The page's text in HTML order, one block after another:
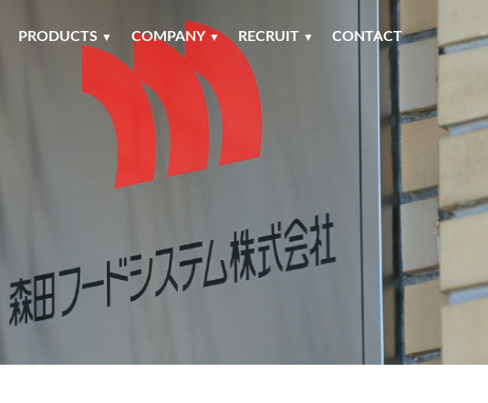
PRODUCTS ▼ COMPANY ▼ RECRUIT ▼ CONTACT